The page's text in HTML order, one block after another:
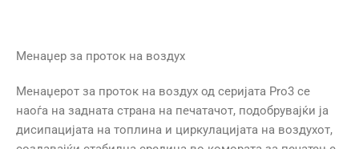
Менаџер за проток на воздух
Менаџерот за проток на воздух од серијата Pro3 се
наоѓа на задната страна на печатачот, подобрувајќи ја
дисипацијата на топлина и циркулацијата на воздухот,